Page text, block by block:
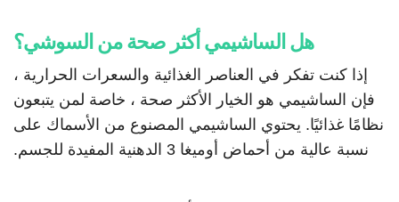
هل الساشيمي أكثر صحة من السوشي؟
إذا كنت تفكر في العناصر الغذائية والسعرات الحرارية ،
فإن الساشيمي هو الخيار الأكثر صحة ، خاصة لمن يتبعون
نظامًا غذائيًا. يحتوي الساشيمي المصنوع من الأسماك على
نسبة عالية من أحماض أوميغا 3 الدهنية المفيدة للجسم.